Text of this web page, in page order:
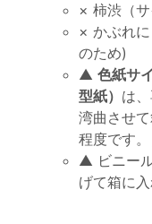
× 柿渋（
× かぶれ
のため)
▲ 色紙サ
型紙） は
湾曲させ
程度です。
▲ ビニー
げて箱に入